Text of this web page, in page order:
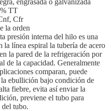
TT
Cfr
la orden
presión interna del hilo es una
la línea espiral la tubería de acero
la pared de la refrigeración por
de la capacidad. Generalmente
comparan, puede
ebullición bajo condición de
fiebre, evita así enviar la
previene el tubo para
del tubo.